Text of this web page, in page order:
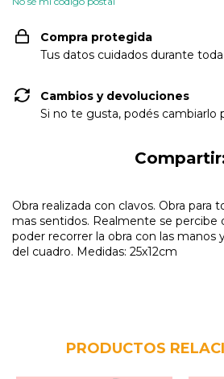
Compra protegida
Tus datos cuidados durante
Cambios y devoluciones
Si no te gusta, podés cambiarlo
Obra realizada con clavos. Obra para
mas sentidos. Realmente se percibe
poder recorrer la obra con las manos
del cuadro. Medidas: 25x12cm
PRODUCTOS